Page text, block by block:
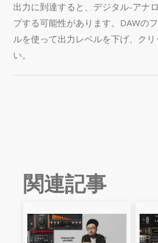
出力に到達すると、デジタル-アナ
プする可能性があります。DAWの
ルを使って出力レベルを下げ、ク
い。
関連記事